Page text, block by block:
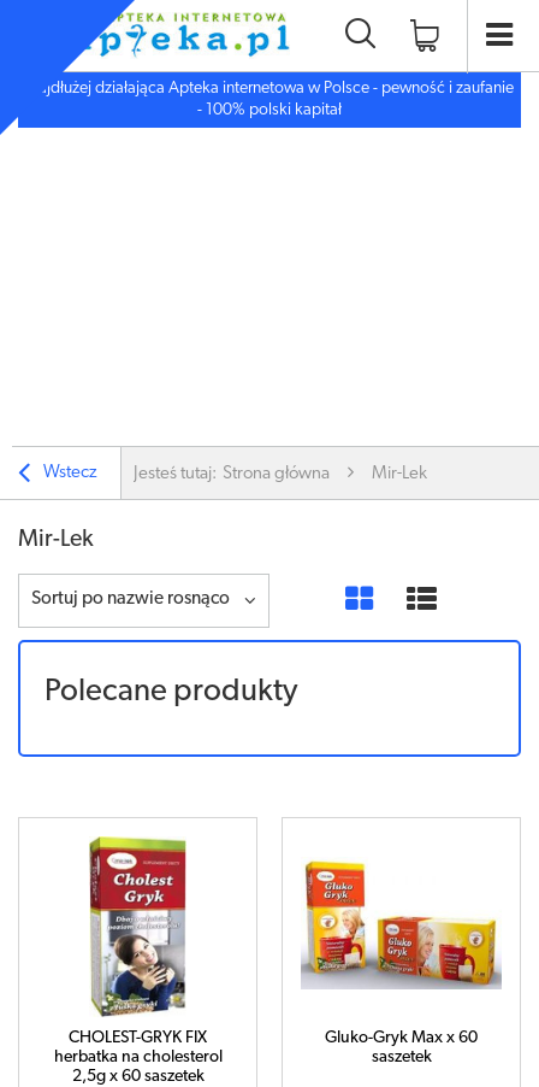
Najdłużej działająca Apteka internetowa w Polsce - pewność i zaufanie
- 100% polski kapitał
Wstecz Jesteś tutaj: Strona główna Mir-Lek
Mir-Lek
Sortuj po nazwie rosnąco
Polecane produkty
CHOLEST-GRYK FIX
herbatka na cholesterol
2,5g x 60 saszetek
Gluko-Gryk Max x 60
saszetek